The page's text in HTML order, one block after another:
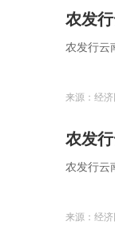
农发
农发行云
来源：经济
农发
农发行云
来源：经济